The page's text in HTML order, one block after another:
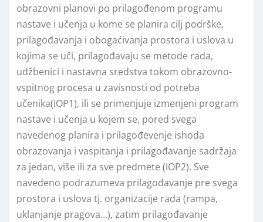
obrazovni planovi po prilagođenom programu
nastave i učenja u kome se planira cilј podrške,
prilagođavanja i obogaćivanja prostora i uslova u
kojima se uči, prilagođavaju se metode rada,
udžbenici i nastavna sredstva tokom obrazovno-
vspitnog procesa u zavisnosti od potreba
učenika(IOP1), ili se primenjuje izmenjeni program
nastave i učenja u kojem se, pored svega
navedenog planira i prilagođevenje ishoda
obrazovanja i vaspitanja i prilagođavanje sadržaja
za jedan, više ili za sve predmete (IOP2). Sve
navedeno podrazumeva prilagođavanje pre svega
prostora i uslova tj. organizacije rada (rampa,
uklanjanje pragova…), zatim prilagođavanje